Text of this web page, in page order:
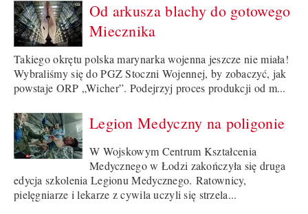
Od arkusza blachy do gotowego
Miecznika
Takiego okrętu polska marynarka wojenna jeszcze nie miała!
Wybraliśmy się do PGZ Stoczni Wojennej, by zobaczyć, jak
powstaje ORP „Wicher”. Podejrzyj proces produkcji od m...
Legion Medyczny na poligonie
W Wojskowym Centrum Kształcenia
Medycznego w Łodzi zakończyła się druga
edycja szkolenia Legionu Medycznego. Ratownicy,
pielęgniarze i lekarze z cywila uczyli się strzela...